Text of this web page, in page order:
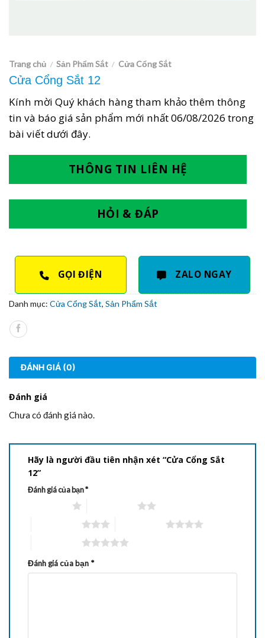
Trang chủ / Sản Phẩm Sắt / Cửa Cổng Sắt
Cửa Cổng Sắt 12
Kính mời Quý khách hàng tham khảo thêm thông
tin và báo giá sản phẩm mới nhất06/08/2026 trong
bài viết dưới đây.
THÔNG TIN LIÊN HỆ
HỎI & ĐÁP
GỌI ĐIỆN ZALO NGAY
Danh mục: Cửa Cổng Sắt, Sản Phẩm Sắt
ĐÁNH GIÁ (0)
Đánh giá
Chưa có đánh giá nào.
Hãy là người đầu tiên nhận xét “Cửa Cổng Sắt
12”
Đánh giá của bạn*
Đánh giá của bạn *